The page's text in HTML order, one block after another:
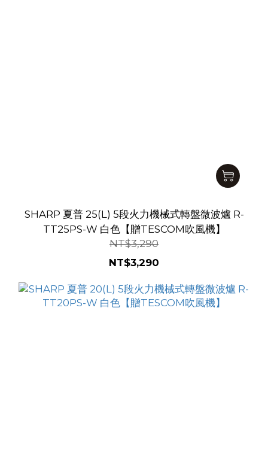
SHARP 夏普 25(L) 5段火力機械式轉盤微波爐 R-
TT25PS-W 白色【贈TESCOM吹風機】
NT$3,290
NT$3,290